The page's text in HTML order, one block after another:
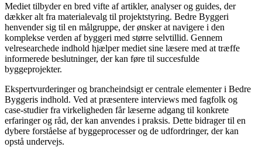
Mediet tilbyder en bred vifte af artikler, analyser og guides, der
dækker alt fra materialevalg til projektstyring. Bedre Byggeri
henvender sig til en målgruppe, der ønsker at navigere i den
komplekse verden af byggeri med større selvtillid. Gennem
velresearchede indhold hjælper mediet sine læsere med at træffe
informerede beslutninger, der kan føre til succesfulde
byggeprojekter.
Ekspertvurderinger og brancheindsigt er centrale elementer i Bedre
Byggeris indhold. Ved at præsentere interviews med fagfolk og
case-studier fra virkeligheden får læserne adgang til konkrete
erfaringer og råd, der kan anvendes i praksis. Dette bidrager til en
dybere forståelse af byggeprocesser og de udfordringer, der kan
opstå undervejs.